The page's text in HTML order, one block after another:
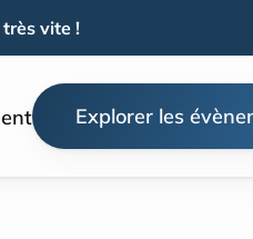
Explorer les
vite !